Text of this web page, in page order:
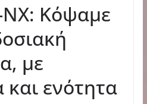
Κόψαμε
με
και ενότητα